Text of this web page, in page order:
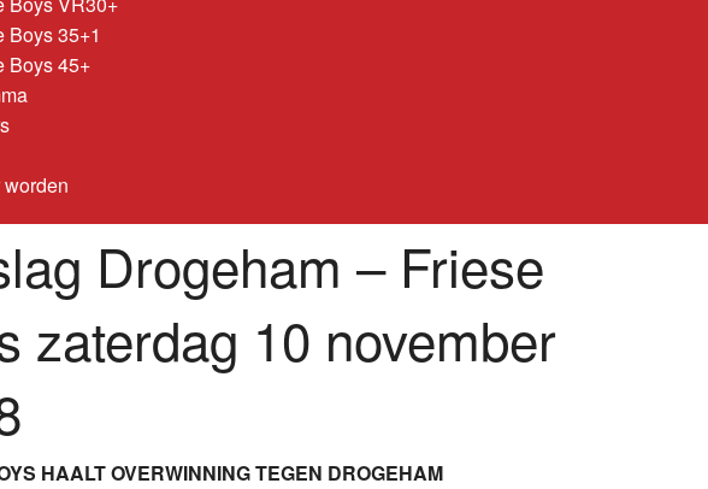
Boys 35+1
Boys 45+
Drogeham – Friese
zaterdag 10 november
HAALT OVERWINNING TEGEN DROGEHAM